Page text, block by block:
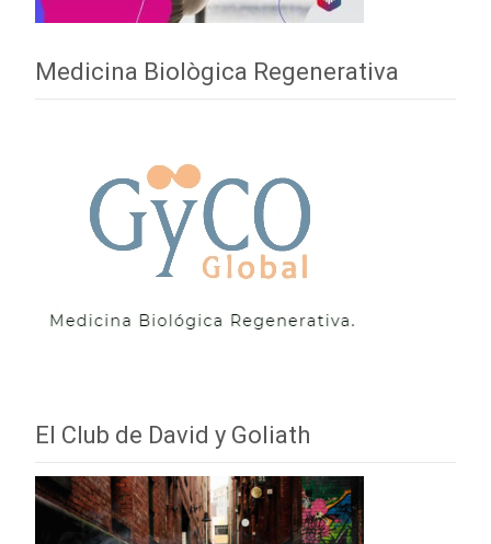
Medicina Biològica Regenerativa
El Club de David y Goliath